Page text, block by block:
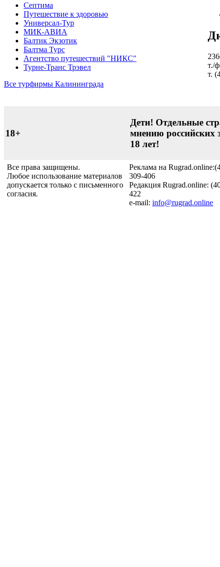
Септима
Путешествие к здоровью
Универсал-Тур
МИК-АВИА
Балтик Экзотик
Балтма Турс
Агентство путешествий "НИКС"
Турне-Транс Трэвел
Все турфирмы Калининграда
т./
т.
18+
Дети! Отдельные
мнению российских
18 лет!
Все права защищены.
Любое использование материалов
допускается только с письменного
согласия.
Реклама на
309-406
Редакция Rugrad.online:
422
e-mail: info@rugrad.online